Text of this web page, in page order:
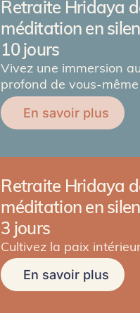
Retraite Hridaya
méditation en
10 jours
Vivez une immersion
profond de vous-même
En savoir plus
Retraite Hridaya
méditation en
3 jours
Cultivez la paix
En savoir plus